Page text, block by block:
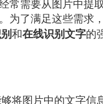
为了满足这些需求
和在线识别文字的
将图片中的文字